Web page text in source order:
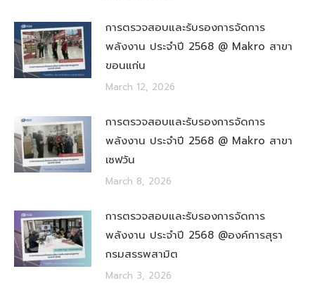
การตรวจสอบและรับรองการจัดการ
พลังงาน ประจำปี 2568 @ Makro สาขา
ขอนแก่น
March 12, 2026
การตรวจสอบและรับรองการจัดการ
พลังงาน ประจำปี 2568 @ Makro สาขา
เซฟวัน
March 8, 2026
การตรวจสอบและรับรองการจัดการ
พลังงาน ประจำปี 2568 @องค์การสุรา
กรมสรรพสามิต
March 3, 2026